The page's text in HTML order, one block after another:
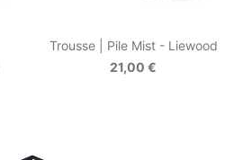
Trousse | Pile Mist - Liewood
21,00 €